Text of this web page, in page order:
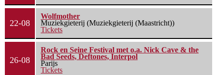
22-08
Wolfmother
Muziekgieterij (Muziekgieterij (Maastricht))
Tickets
26-08
Rock en Seine Festival met o.a. Nick Cave & the
Bad Seeds, Deftones, Interpol
Parijs
Tickets